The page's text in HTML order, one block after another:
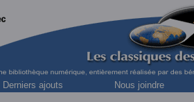
Derniers ajouts Nous joindre